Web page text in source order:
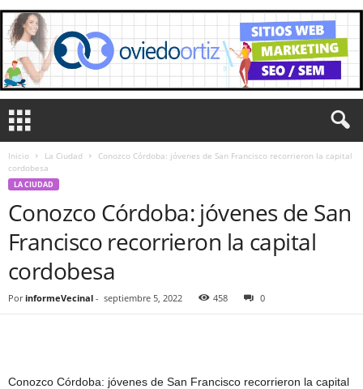
Inicio La Ciudad
Conozco Córdoba: jóvenes de San Francisco recorrieron la capital
cordobesa
LA CIUDAD
Conozco Córdoba: jóvenes de San
Francisco recorrieron la capital
cordobesa
Por informeVecinal - septiembre 5, 2022 458 0
Conozco Córdoba: jóvenes de San Francisco recorrieron la capital